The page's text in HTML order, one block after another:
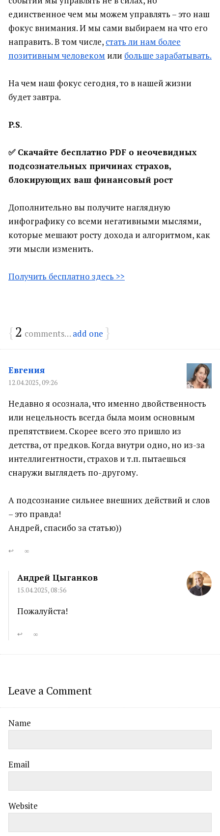
единственное чем мы можем управлять – это наш
фокус внимания. И мы сами выбираем на что его
направить. В том числе, стать ли нам более
позитивным человеком или больше зарабатывать.
На чем наш фокус сегодня, то в нашей жизни
будет завтра.
P.S.
✅ Скачайте бесплатно PDF о неочевидных
подсознательных причинах страхов,
блокирующих ваш финансовый рост
Дополнительно вы получите наглядную
инфографику со всеми негативными мыслями,
которые мешают росту дохода и алгоритмом, как
эти мысли изменить.
Получить бесплатно здесь >>
{2 comments… add one }
Евгения
12.04.2025, 09:26
Недавно я осознала, что именно двойственность
или нецельность всегда была моим основным
препятствием. Скорее всего это пришло из
детства, от предков. Когда внутри одно, но из-за
интеллигентности, страхов и т.п. пытаешься
снаружи выглядеть по-другому.
А подсознание сильнее внешних действий и слов
– это правда!
Андрей, спасибо за статью))
↩ ∞
Андрей Цыганков
15.04.2025, 08:56
Пожалуйста!
↩ ∞
Leave a Comment
Name
Email
Website